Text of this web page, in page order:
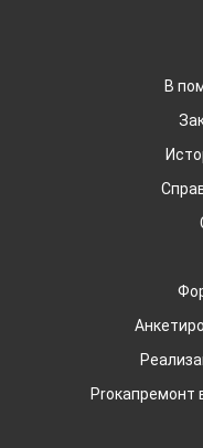
В
Proкапремонт